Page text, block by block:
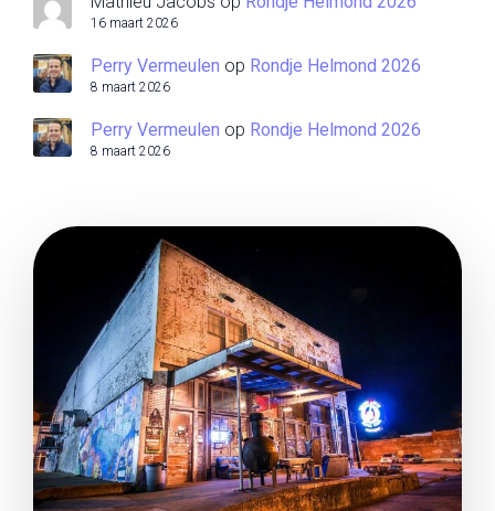
16 maart 2026
Perry Vermeulen op Rondje Helmond 2026
8 maart 2026
Perry Vermeulen op Rondje Helmond 2026
8 maart 2026